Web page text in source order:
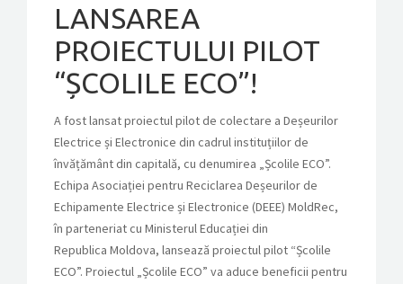
CONTACT
GET A QUOTE
LANSAREA
PROIECTULUI PILOT
“ȘCOLILE ECO”!
A fost lansat proiectul pilot de colectare a Deșeurilor
Electrice și Electronice din cadrul instituțiilor de
învățământ din capitală, cu denumirea „Școlile ECO”.
Echipa Asociației pentru Reciclarea Deșeurilor de
Echipamente Electrice și Electronice (DEEE) MoldRec,
în parteneriat cu Ministerul Educației din
Republica Moldova, lansează proiectul pilot “Școlile
ECO”. Proiectul „Școlile ECO” va aduce beneficii pentru